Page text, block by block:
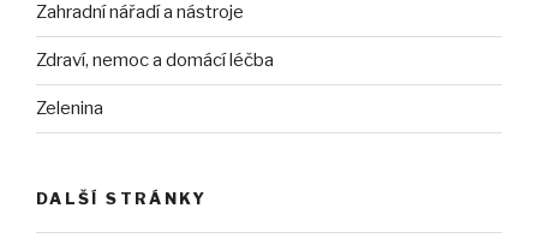
Zahradní nářadí a nástroje
Zdraví, nemoc a domácí léčba
Zelenina
DALŠÍ STRÁNKY